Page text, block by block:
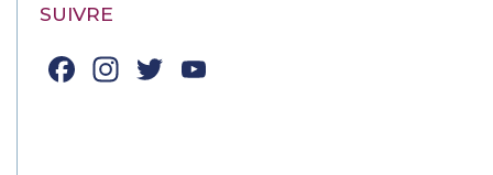
SUIVRE
Facebook
Instagram
Twitter